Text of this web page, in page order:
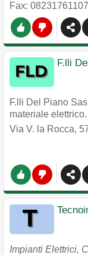
Fax: 08231761107
F.lli
F.lli Del Piano
materiale elettrico.
Via V. la Rocca,
Impianti Elettrici,